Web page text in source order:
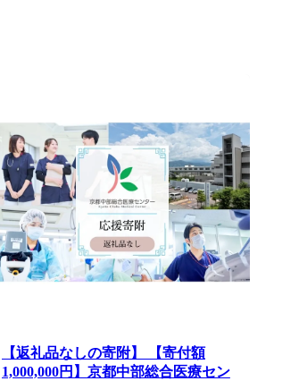
【返礼品なしの寄附】 【寄付額
1,000,000円】京都中部総合医療セン